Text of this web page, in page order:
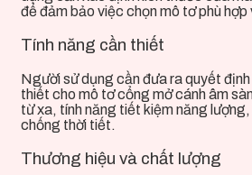
để đảm bảo việc chọn mô tơ phù
Tính năng cần thiết
Người sử dụng cần đưa ra quyết
thiết cho mô tơ cổng mở cánh âm
từ xa, tính năng tiết kiệm năng
chống thời tiết.
Thương hiệu và chất lượng